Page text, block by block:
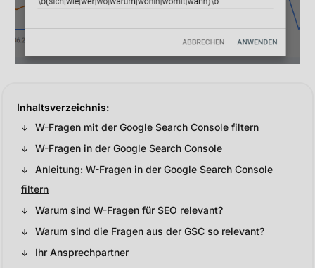
W-Fragen mit der Google Search Console filtern
W-Fragen in der Google Search Console
Anleitung: W-Fragen in der Google Search Console
filtern
Warum sind W-Fragen für SEO relevant?
Warum sind die Fragen aus der GSC so relevant?
Ihr Ansprechpartner